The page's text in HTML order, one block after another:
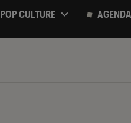
POP CULTURE AGENDA